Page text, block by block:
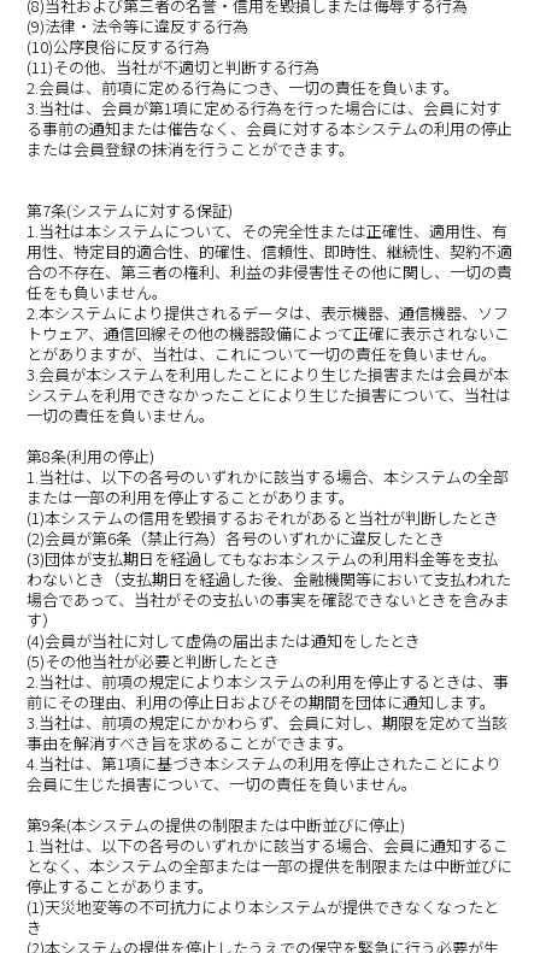
(8)当社および第三者の名誉・信用を毀損しまたは侮辱する行為
(9)法律・法令等に違反する行為
(10)公序良俗に反する行為
(11)その他、当社が不適切と判断する行為
2.会員は、前項に定める行為につき、一切の責任を負います。
3.当社は、会員が第1項に定める行為を行った場合には、会員に対す
る事前の通知または催告なく、会員に対する本システムの利用の停止
または会員登録の抹消を行うことができます。
第7条(システムに対する保証)
1.当社は本システムについて、その完全性または正確性、適用性、有
用性、特定目的適合性、的確性、信頼性、即時性、継続性、契約不適
合の不存在、第三者の権利、利益の非侵害性その他に関し、一切の責
任をも負いません。
2.本システムにより提供されるデータは、表示機器、通信機器、ソフ
トウェア、通信回線その他の機器設備によって正確に表示されないこ
とがありますが、当社は、これについて一切の責任を負いません。
3.会員が本システムを利用したことにより生じた損害または会員が本
システムを利用できなかったことにより生じた損害について、当社は
一切の責任を負いません。
第8条(利用の停止)
1.当社は、以下の各号のいずれかに該当する場合、本システムの全部
または一部の利用を停止することがあります。
(1)本システムの信用を毀損するおそれがあると当社が判断したとき
(2)会員が第6条（禁止行為）各号のいずれかに違反したとき
(3)団体が支払期日を経過してもなお本システムの利用料金等を支払
わないとき（支払期日を経過した後、金融機関等において支払われた
場合であって、当社がその支払いの事実を確認できないときを含みま
す）
(4)会員が当社に対して虚偽の届出または通知をしたとき
(5)その他当社が必要と判断したとき
2.当社は、前項の規定により本システムの利用を停止するときは、事
前にその理由、利用の停止日およびその期間を団体に通知します。
3.当社は、前項の規定にかかわらず、会員に対し、期限を定めて当該
事由を解消すべき旨を求めることができます。
4.当社は、第1項に基づき本システムの利用を停止されたことにより
会員に生じた損害について、一切の責任を負いません。
第9条(本システムの提供の制限または中断並びに停止)
1.当社は、以下の各号のいずれかに該当する場合、会員に通知するこ
となく、本システムの全部または一部の提供を制限または中断並びに
停止することがあります。
(1)天災地変等の不可抗力により本システムが提供できなくなったと
き
(2)本システムの提供を停止したうえでの保守を緊急に行う必要が生